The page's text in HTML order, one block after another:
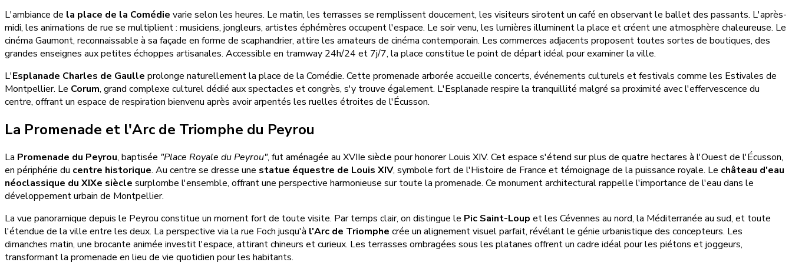
L'ambiance de la place de la Comédie varie selon les heures. Le matin, les terrasses se remplissent doucement, les visiteurs sirotent un café en observant le ballet des passants. L'après-
midi, les animations de rue se multiplient : musiciens, jongleurs, artistes éphémères occupent l'espace. Le soir venu, les lumières illuminent la place et créent une atmosphère chaleureuse. Le
cinéma Gaumont, reconnaissable à sa façade en forme de scaphandrier, attire les amateurs de cinéma contemporain. Les commerces adjacents proposent toutes sortes de boutiques, des
grandes enseignes aux petites échoppes artisanales. Accessible en tramway 24h/24 et 7j/7, la place constitue le point de départ idéal pour examiner la ville.
L'Esplanade Charles de Gaulle prolonge naturellement la place de la Comédie. Cette promenade arborée accueille concerts, événements culturels et festivals comme les Estivales de
Montpellier. Le Corum, grand complexe culturel dédié aux spectacles et congrès, s'y trouve également. L'Esplanade respire la tranquillité malgré sa proximité avec l'effervescence du
centre, offrant un espace de respiration bienvenu après avoir arpentés les ruelles étroites de l'Écusson.
La Promenade et l'Arc de Triomphe du Peyrou
La Promenade du Peyrou, baptisée "Place Royale du Peyrou", fut aménagée au XVIIe siècle pour honorer Louis XIV. Cet espace s'étend sur plus de quatre hectares à l'Ouest de l'Écusson,
en périphérie du centre historique. Au centre se dresse une statue équestre de Louis XIV, symbole fort de l'Histoire de France et témoignage de la puissance royale. Le château d'eau
néoclassique du XIXe siècle surplombe l'ensemble, offrant une perspective harmonieuse sur toute la promenade. Ce monument architectural rappelle l'importance de l'eau dans le
développement urbain de Montpellier.
La vue panoramique depuis le Peyrou constitue un moment fort de toute visite. Par temps clair, on distingue le Pic Saint-Loup et les Cévennes au nord, la Méditerranée au sud, et toute
l'étendue de la ville entre les deux. La perspective via la rue Foch jusqu'à l'Arc de Triomphe crée un alignement visuel parfait, révélant le génie urbanistique des concepteurs. Les
dimanches matin, une brocante animée investit l'espace, attirant chineurs et curieux. Les terrasses ombragées sous les platanes offrent un cadre idéal pour les piétons et joggeurs,
transformant la promenade en lieu de vie quotidien pour les habitants.